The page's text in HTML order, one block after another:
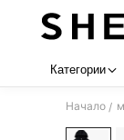
Категории
Начало /